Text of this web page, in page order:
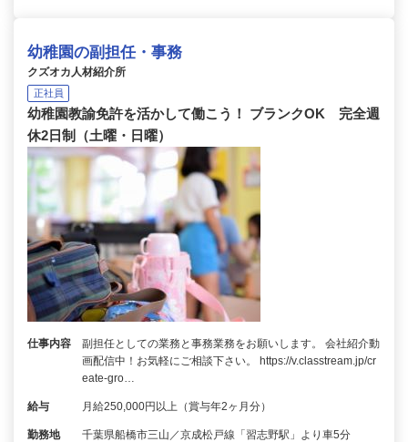
幼稚園の副担任・事務
クズオカ人材紹介所
正社員
幼稚園教諭免許を活かして働こう！ ブランクOK 完全週
休2日制（土曜・日曜）
仕事内容
副担任としての業務と事務業務をお願いします。 会社紹介動
画配信中！お気軽にご相談下さい。 https://v.classtream.jp/cr
eate-gro…
給与 月給250,000円以上（賞与年2ヶ月分）
勤務地 千葉県船橋市三山／京成松戸線「習志野駅」より車5分